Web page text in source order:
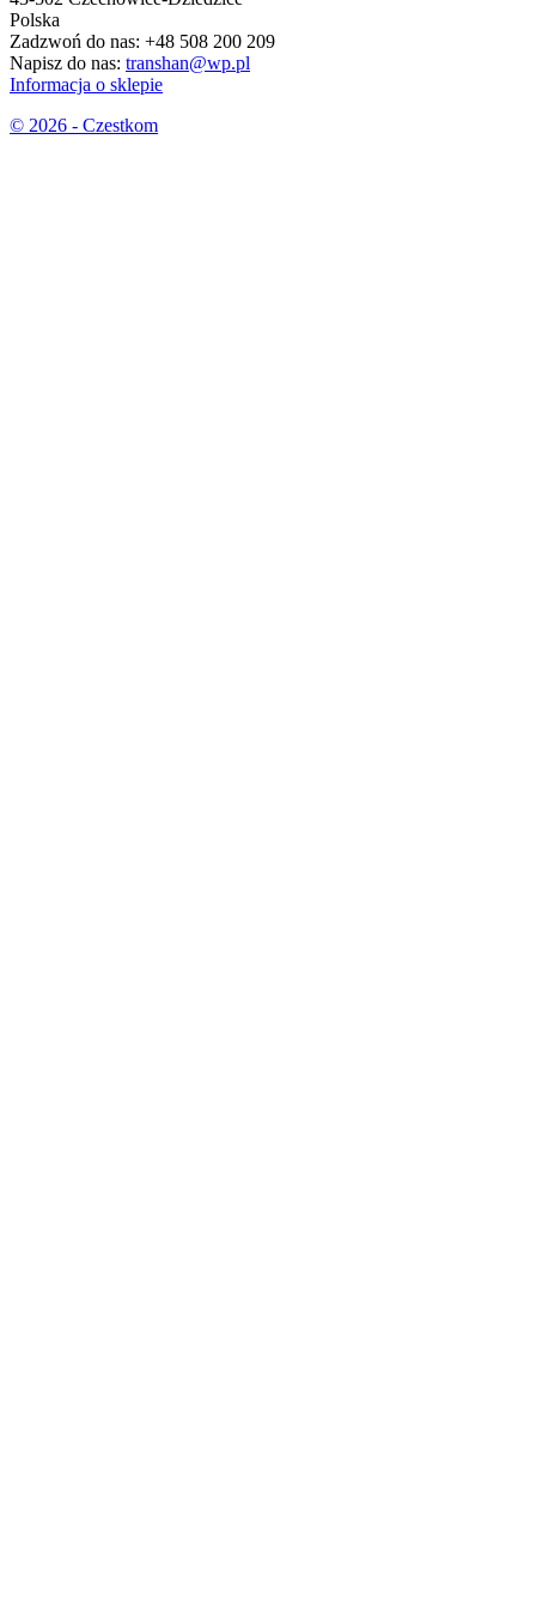
Polska
Zadzwoń do nas: +48 508 200 209
Napisz do nas: transhan@wp.pl
Informacja o sklepie
© 2026 - Czestkom